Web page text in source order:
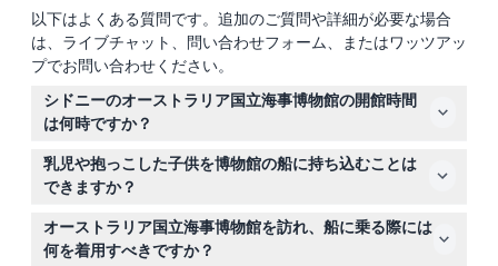
以下はよくある質問です。追加のご質問や詳細が必要な場合
は、ライブチャット、問い合わせフォーム、またはワッツアッ
プでお問い合わせください。
シドニーのオーストラリア国立海事博物館の開館時間
は何時ですか？
博物館は毎日午前10時から午後4時まで開館しており、最
後の乗船は午後3時10分です。ニューサウスウェールズ州
の学校休暇期間中は、午前9時30分から午後5時まで開館
し、最後の乗船は午後4時10分です（変更される場合があ
りますので、ご予約時にご確認ください）。
乳児や抱っこした子供を博物館の船に持ち込むことは
できますか？
安全上の理由から、大人が乳児や抱っこした子供を博物館
のいかなる船にも乗せることはできません。
オーストラリア国立海事博物館を訪れ、船に乗る際には
何を着用すべきですか？